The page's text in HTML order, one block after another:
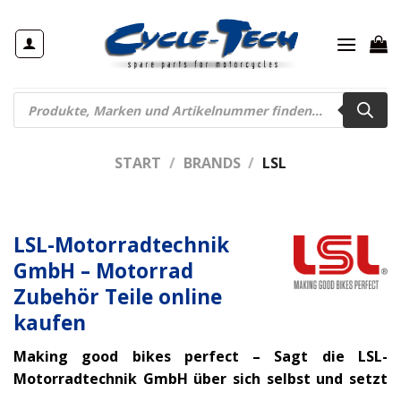
Inhalt
springen
Products
search
START / BRANDS / LSL
LSL-Motorradtechnik
GmbH – Motorrad
Zubehör Teile online
kaufen
Making good bikes perfect – Sagt die LSL-
Motorradtechnik GmbH über sich selbst und setzt